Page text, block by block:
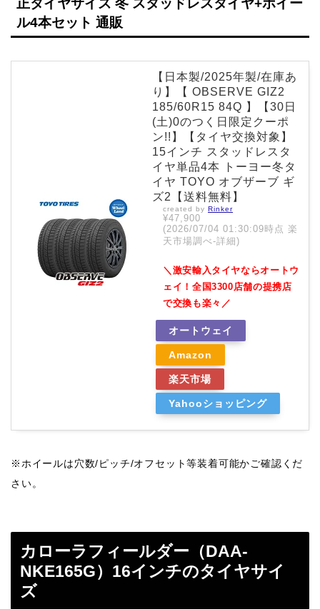
正タイヤサイズ 冬 スタッドレスタイヤ+ホイー
ル4本セット 通販
【日本製/2025年製/在庫あ
り】【 OBSERVE GIZ2
185/60R15 84Q 】【30日
(土)0のつく日限定クーポ
ン!!】【タイヤ交換対象】
15インチ スタッドレスタ
イヤ単品4本 トーヨー冬タ
イヤ TOYO オブザーブ ギ
ズ2【送料無料】
created by Rinker
¥47,900
(2026/07/04 01:30:09時点 楽
天市場調べ-詳細)
＼激安輸入タイヤならオートウ
ェイ！全国3300店舗の提携店
で交換も楽々／
オートウェイ
Amazon
楽天市場
Yahooショッピング
※ホイールは穴数/ピッチ/オフセット等装着可能かご確認くだ
さい。
カローラフィールダー（DAA-
NKE165G）16インチのタイヤサイ
ズ